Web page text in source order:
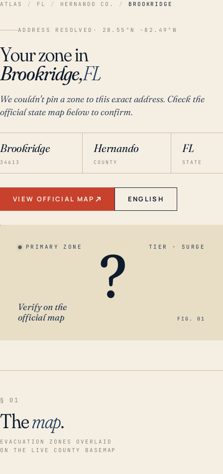
ATLAS / FL / HERNANDO CO. / BROOKRIDGE
ADDRESS RESOLVED · 28.55°N -82.49°W
Your zone in
Brookridge,FL
We couldn't pin a zone to this exact address. Check the
official state map below to confirm.
Brookridge
34613
Hernando
COUNTY
FL
STATE
VIEW OFFICIAL MAP ENGLISH
PRIMARY ZONE TIER · SURGE
?
Verify on the
official map
FIG. 01
§ 01
Themap.
EVACUATION ZONES OVERLAID
ON THE LIVE COUNTY BASEMAP